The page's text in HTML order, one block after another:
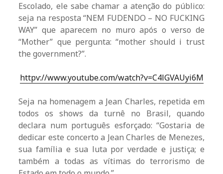
Escolado, ele sabe chamar a atenção do público:
seja na resposta “NEM FUDENDO – NO FUCKING
WAY” que aparecem no muro após o verso de
“Mother” que pergunta: “mother should i trust
the government?”.
httpv://www.youtube.com/watch?v=C4lGVAUyi6M
Seja na homenagem a Jean Charles, repetida em
todos os shows da turnê no Brasil, quando
declara num português esforçado: “Gostaria de
dedicar este concerto a Jean Charles de Menezes,
sua família e sua luta por verdade e justiça; e
também a todas as vítimas do terrorismo de